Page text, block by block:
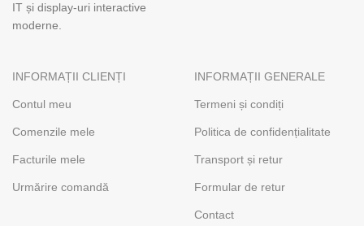
IT și display-uri interactive
moderne.
INFORMAȚII CLIENȚI
Contul meu
Comenzile mele
Facturile mele
Urmărire comandă
INFORMAȚII GENERALE
Termeni și condiți
Politica de confidențialitate
Transport și retur
Formular de retur
Contact